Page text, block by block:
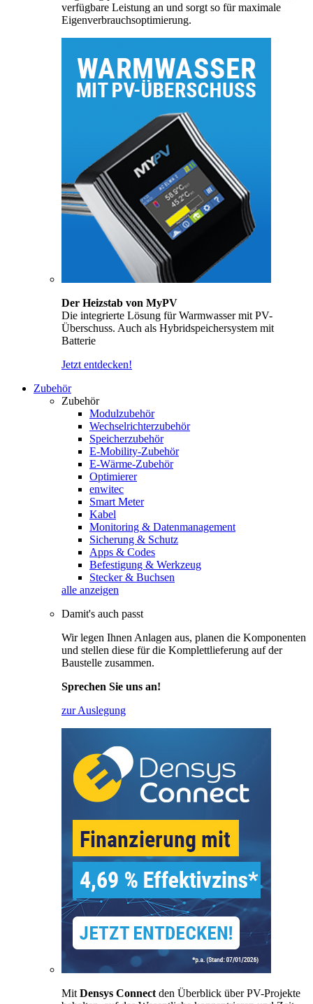
verfügbare Leistung an und sorgt so für maximale
Eigenverbrauchsoptimierung.
Der Heizstab von MyPV
Die integrierte Lösung für Warmwasser mit PV-
Überschuss. Auch als Hybridspeichersystem mit
Batterie
Jetzt entdecken!
Zubehör
Zubehör
Modulzubehör
Wechselrichterzubehör
Speicherzubehör
E-Mobility-Zubehör
E-Wärme-Zubehör
Optimierer
enwitec
Smart Meter
Kabel
Monitoring & Datenmanagement
Sicherung & Schutz
Apps & Codes
Befestigung & Werkzeug
Stecker & Buchsen
alle anzeigen
Damit's auch passt
Wir legen Ihnen Anlagen aus, planen die Komponenten
und stellen diese für die Komplettlieferung auf der
Baustelle zusammen.
Sprechen Sie uns an!
zur Auslegung
Mit Densys Connect den Überblick über PV-Projekte